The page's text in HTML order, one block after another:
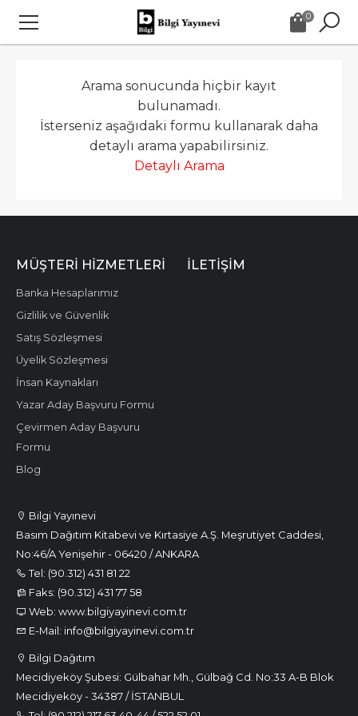
0
Arama sonucunda hiçbir kayıt
bulunamadı.
İsterseniz aşağıdaki formu kullanarak daha
detaylı arama yapabilirsiniz.
Detaylı Arama
Bilgi Yayınevi
Basım Dağıtım Kitabevi ve Kırtasiye A.Ş. Meşrutiyet Caddesi,
No:46/A Yenişehir - 06420 / ANKARA
Tel: (90.312) 431 81 22
Faks: (90.312) 431 77 58
Web: www.bilgiyayinevi.com.tr
E-Mail: info@bilgiyayinevi.com.tr
Bilgi Dağıtım
Mecidiyeköy Şubesi: Gülbahar Mh., Gülbağ Cd. No:33 A-B Blok
Mecidiyeköy - 34387 / İSTANBUL
MÜŞTERI HIZMETLERI
Banka Hesaplarımız
Gizlilik ve Güvenlik
Satış Sözleşmesi
Üyelik Sözleşmesi
İnsan Kaynakları
Yazar Aday Başvuru Formu
Çevirmen Aday Başvuru
Formu
Blog
İLETIŞIM